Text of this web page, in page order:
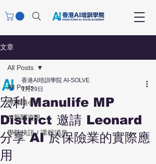
文章
All Posts
導師隨心想
AI新聞資訊
學院快訊 / 課程消息
All Posts
宏利 Manulife MP
District 邀請 Leonard
分享 AI 於保險業的實際應
用
香港AI培訓學院 AI-SOLVE
1月29日